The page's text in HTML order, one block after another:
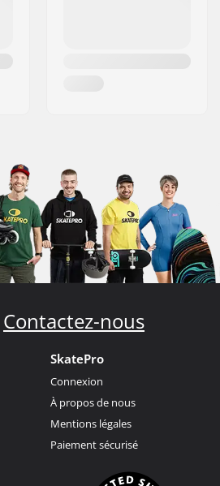
Contactez-nous
SkatePro
Connexion
À propos de nous
Mentions légales
Paiement sécurisé